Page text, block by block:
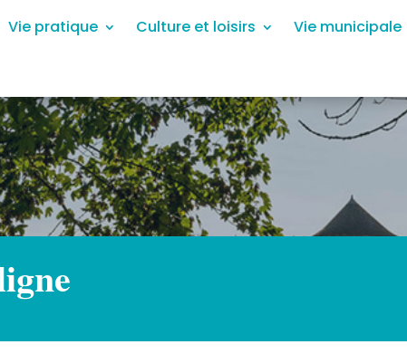
Vie pratique Culture et loisirs Vie municipale